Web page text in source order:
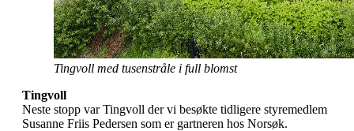
Tingvoll med tusenstråle i full blomst
Tingvoll
Neste stopp var Tingvoll der vi besøkte tidligere styremedlem
Susanne Friis Pedersen som er gartneren hos Norsøk.